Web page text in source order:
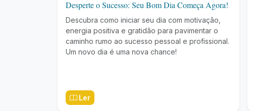
Desperte o Sucesso: Seu Bom Dia Começa Agora!
Descubra como iniciar seu dia com motivação,
energia positiva e gratidão para pavimentar o
caminho rumo ao sucesso pessoal e profissional.
Um novo dia é uma nova chance!
Ler